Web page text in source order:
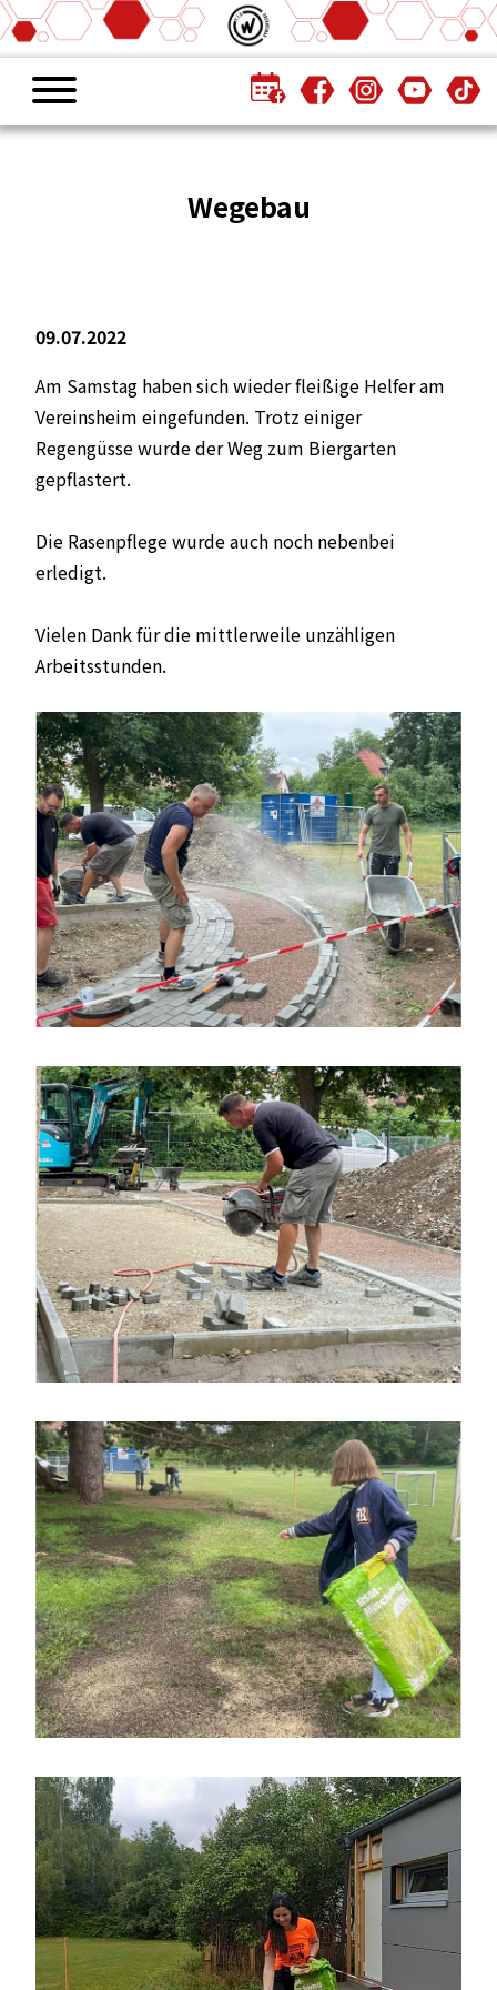
Wegebau
09.07.2022
Am Samstag haben sich wieder fleißige Helfer am
Vereinsheim eingefunden. Trotz einiger
Regengüsse wurde der Weg zum Biergarten
gepflastert.
Die Rasenpflege wurde auch noch nebenbei
erledigt.
Vielen Dank für die mittlerweile unzähligen
Arbeitsstunden.